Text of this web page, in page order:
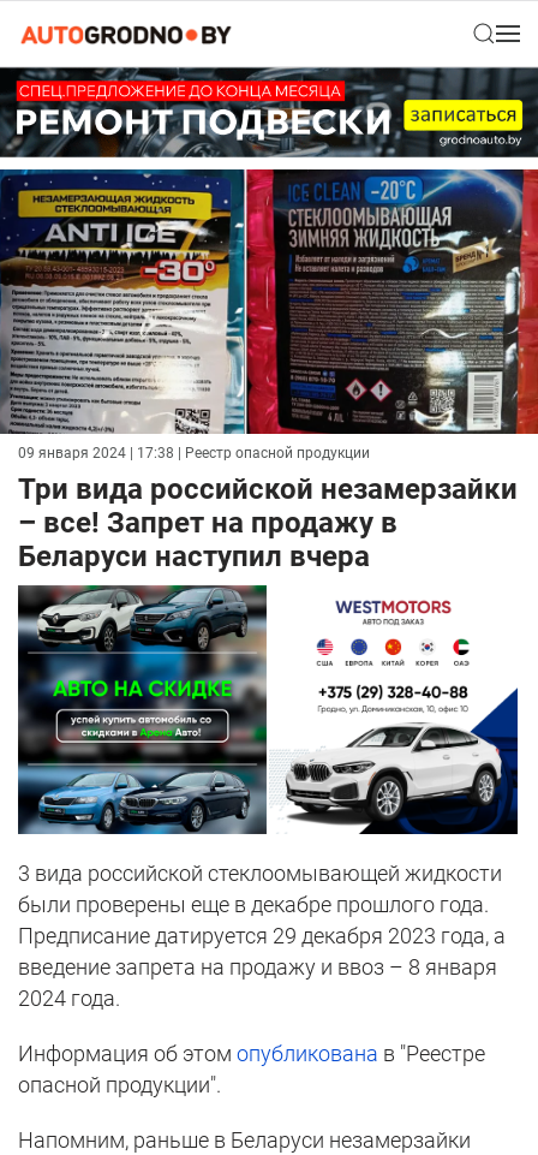
09 января 2024 | 17:38 | Реестр опасной продукции
Три вида российской незамерзайки
– все! Запрет на продажу в
Беларуси наступил вчера
3 вида российской стеклоомывающей жидкости
были проверены еще в декабре прошлого года.
Предписание датируется 29 декабря 2023 года, а
введение запрета на продажу и ввоз – 8 января
2024 года.
Информация об этом опубликована в "Реестре
опасной продукции".
Напомним, раньше в Беларуси незамерзайки